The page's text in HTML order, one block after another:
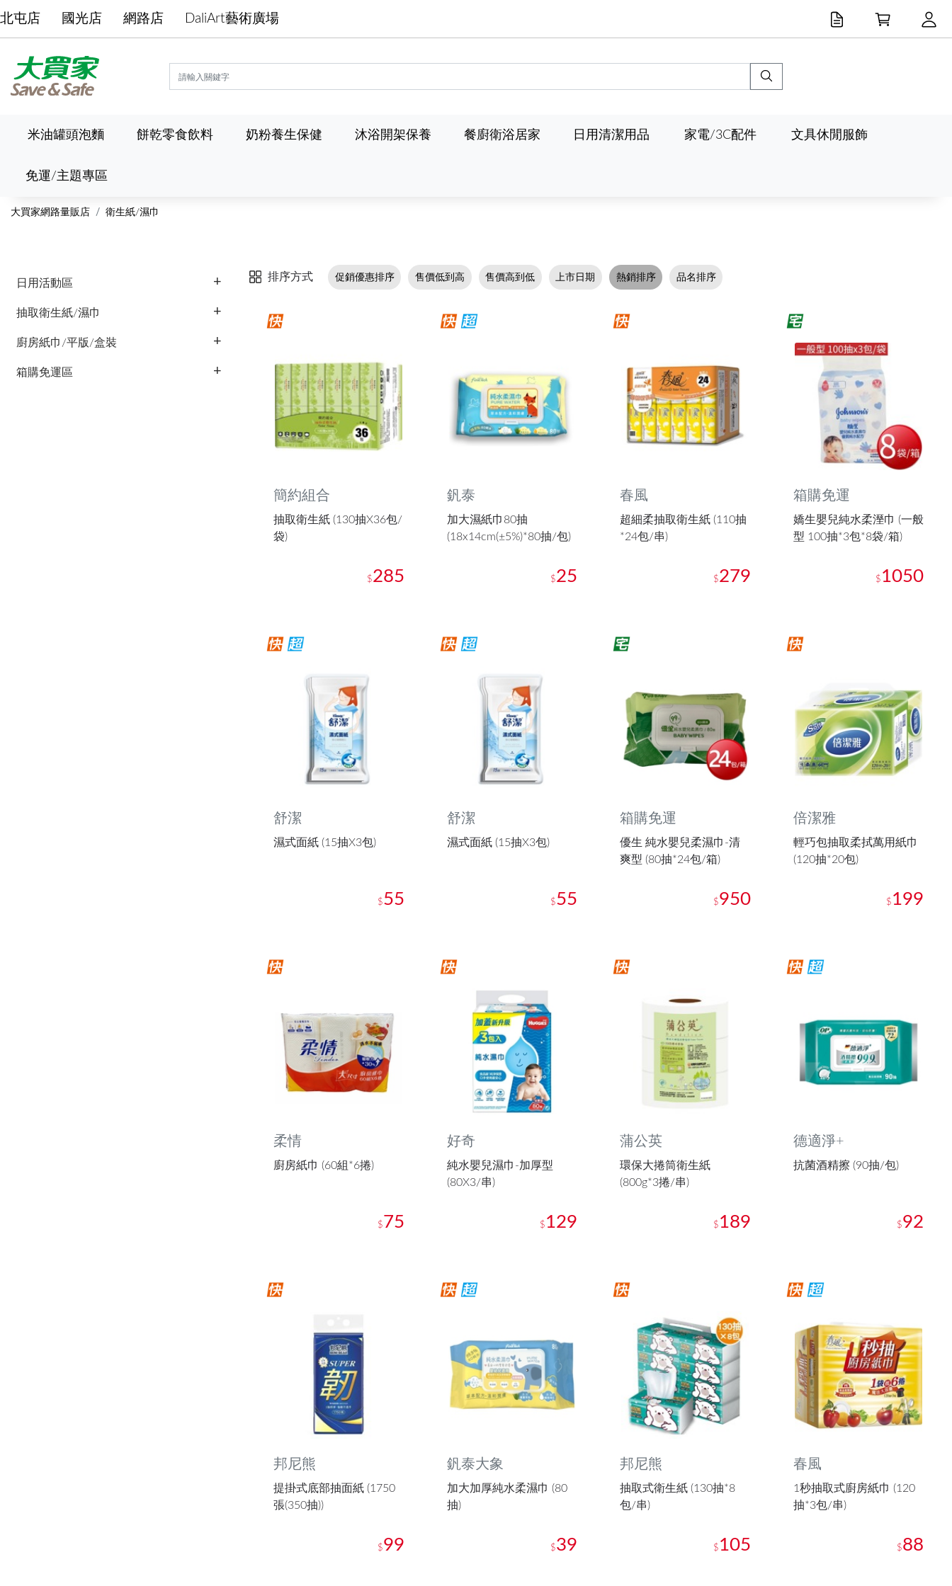
北屯店 國光店 網路店 DaliArt藝術廣場
米油罐頭泡麵 餅乾零食飲料 奶粉養生保健 沐浴開架保養 餐廚衛浴居家 日用清潔用品 家電/3C配件 文具休閒服飾
免運/主題專區
大買家網路量販店 衛生紙/濕巾
日用活動區
抽取衛生紙/濕巾
廚房紙巾/平版/盒裝
箱購免運區
排序方式 促銷優惠排序 售價低到高 售價高到低 上市日期 熱銷排序 品名排序
簡約組合
抽取衛生紙 (130抽X36包/
袋)
$285
釩泰
加大濕紙巾80抽
(18x14cm(±5%)*80抽/包)
$25
春風
超細柔抽取衛生紙 (110抽
*24包/串)
$279
箱購免運
嬌生嬰兒純水柔溼巾 (一般
型 100抽*3包*8袋/箱)
$ 1050
舒潔
濕式面紙 (15抽X3包)
$55
舒潔
濕式面紙 (15抽X3包)
$55
箱購免運
優生 純水嬰兒柔濕巾-清
爽型 (80抽*24包/箱)
$950
倍潔雅
輕巧包抽取柔拭萬用紙巾
(120抽*20包)
$ 199
柔情
廚房紙巾 (60組*6捲)
$75
好奇
純水嬰兒濕巾-加厚型
(80X3/串)
$ 129
蒲公英
環保大捲筒衛生紙
(800g*3捲/串)
$ 189
德適淨+
抗菌酒精擦 (90抽/包)
$92
邦尼熊
提掛式底部抽面紙 (1750
張(350抽))
$99
釩泰大象
加大加厚純水柔濕巾 (80
抽)
$39
邦尼熊
抽取式衛生紙 (130抽*8
包/串)
$ 105
春風
1秒抽取式廚房紙巾 (120
抽*3包/串)
$88